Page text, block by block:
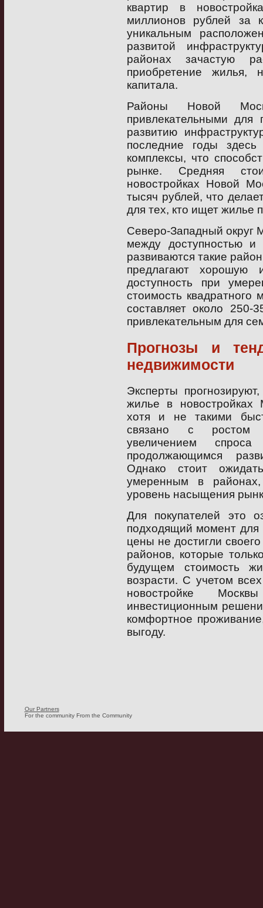
квартир в
миллионов рублей за
уникальным
развитой
районах зачастую
приобретение жилья,
капитала.
Районы Новой
привлекательными для
развитию
последние годы
комплексы, что
рынке. Средняя
новостройках Новой
тысяч рублей, что
для тех, кто ищет жилье
Северо-Западный округ
между доступностью и
развиваются такие
предлагают хорошую
доступность при
стоимость квадратного
составляет около 250-
привлекательным для
Прогнозы и
недвижимости
Эксперты
жилье в новостройках
хотя и не такими
связано с ростом
увеличением
продолжающимся
Однако стоит
умеренным в
уровень насыщения
Для покупателей это
подходящий момент для
цены не достигли
районов, которые
будущем стоимость
возрасти. С учетом
новостройке
инвестиционным
комфортное
выгоду.
Our Partners
For the community From the Community